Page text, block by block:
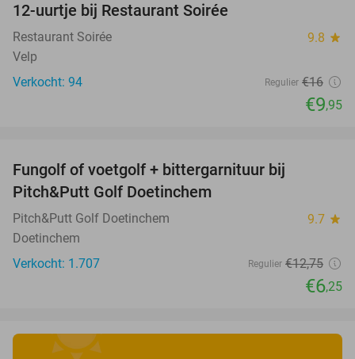
12-uurtje bij Restaurant Soirée
Restaurant Soirée 9.8 star
Velp
Verkocht: 94
Regulier €16
€9,95
Fungolf of voetgolf + bittergarnituur bij
Pitch&Putt Golf Doetinchem
Pitch&Putt Golf Doetinchem 9.7 star
Doetinchem
Verkocht: 1.707
Regulier €12,75
€6,25